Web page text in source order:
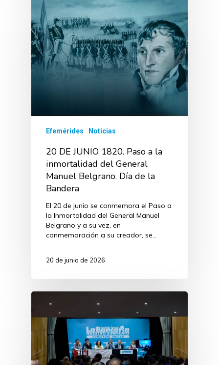
Efemérides Noticias
20 DE JUNIO 1820. Paso a la
inmortalidad del General
Manuel Belgrano. Día de la
Bandera
El 20 de junio se conmemora el Paso a
la Inmortalidad del General Manuel
Belgrano y a su vez, en
conmemoración a su creador, se…
20 de junio de 2026